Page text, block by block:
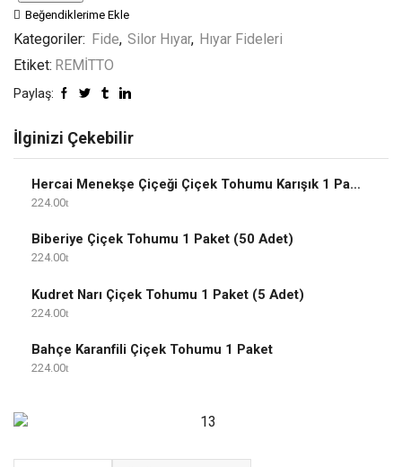
Beğendiklerime Ekle
Kategoriler: Fide, Silor Hıyar, Hıyar Fideleri
Etiket: REMİTTO
Paylaş:
İlginizi Çekebilir
Hercai Menekşe Çiçeği Çiçek Tohumu Karışık 1 Paket
224.00
Biberiye Çiçek Tohumu 1 Paket (50 Adet)
224.00
Kudret Narı Çiçek Tohumu 1 Paket (5 Adet)
224.00
Bahçe Karanfili Çiçek Tohumu 1 Paket
224.00